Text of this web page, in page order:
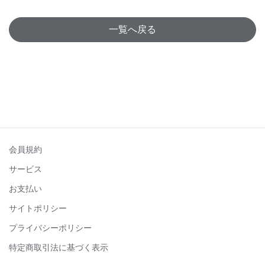
一覧へ戻る
会員規約
サービス
お支払い
サイトポリシー
プライバシーポリシー
特定商取引法に基づく表示